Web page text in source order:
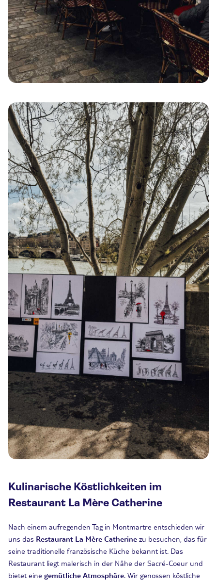
Kulinarische Köstlichkeiten im
Restaurant La Mère Catherine
Nach einem aufregenden Tag in Montmartre entschieden wir
uns das Restaurant La Mère Catherine zu besuchen, das für
seine traditionelle französische Küche bekannt ist. Das
Restaurant liegt malerisch in der Nähe der Sacré-Coeur und
bietet eine gemütliche Atmosphäre . Wir genossen köstliche